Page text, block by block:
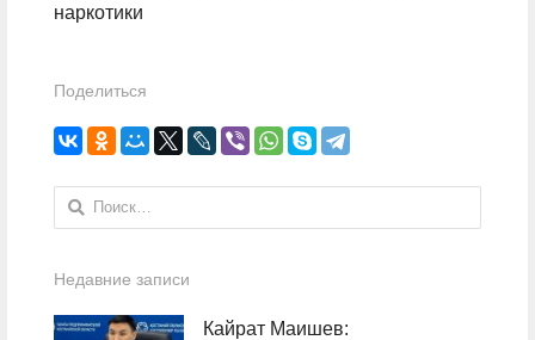
наркотики
Поделиться
Найти:
Недавние записи
Кайрат Маишев: